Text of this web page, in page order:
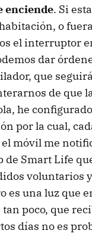
enciende. Si
o
el interruptor
dar
que
de que
he
por la cual,
móvil me
de Smart Life
voluntarios
es una luz que
poco, que
días no es